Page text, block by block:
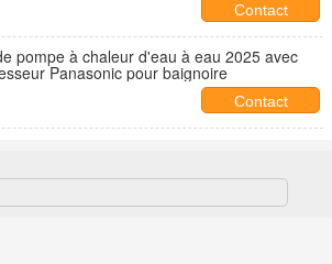
Contact
pompe à chaleur d'eau à eau 2025 avec
Panasonic pour baignoire
Contact